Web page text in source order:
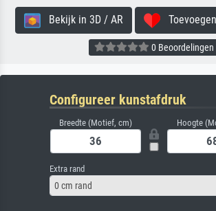
Bekijk in 3D / AR
0 Beoordelingen
Configureer kunstafdruk
Breedte (Motief, cm) Hoogte
Extra rand
0 cm rand